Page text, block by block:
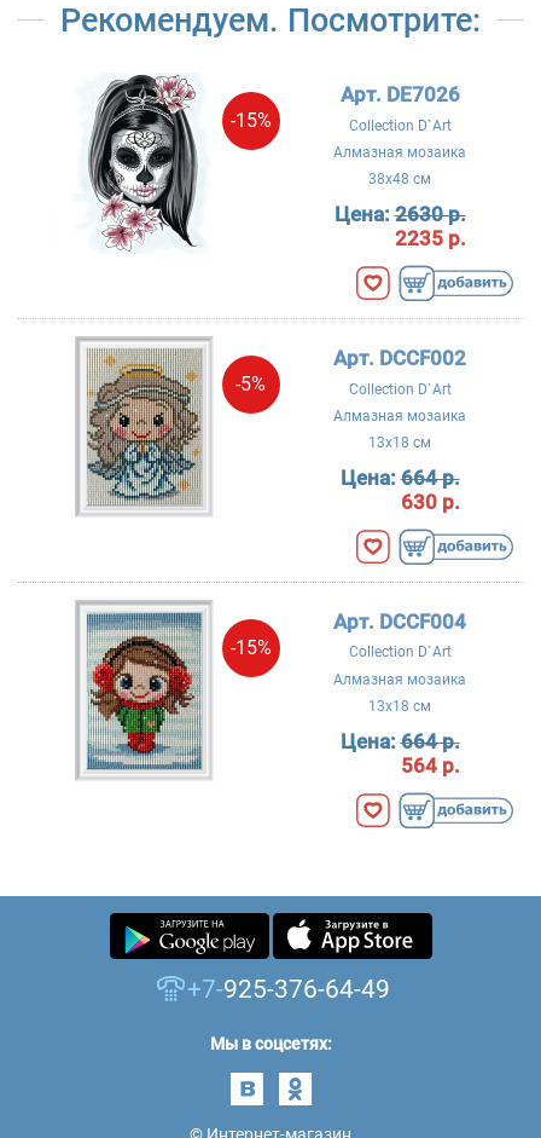
Рекомендуем. Посмотрите:
-15%
Арт. DE7026
Collection D`Art
Алмазная мозаика
38x48 см
Цена:2630 р.
2235 р.
-5%
Арт. DCCF002
Collection D`Art
Алмазная мозаика
13x18 см
Цена:664 р.
630 р.
-15%
Арт. DCCF004
Collection D`Art
Алмазная мозаика
13x18 см
Цена:664 р.
564 р.
+7-925-376-64-49
Мы в соцсетях: